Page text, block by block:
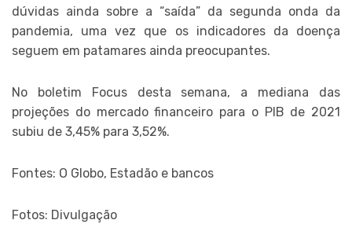
dúvidas ainda sobre a “saída” da segunda onda da
pandemia, uma vez que os indicadores da doença
seguem em patamares ainda preocupantes.
No boletim Focus desta semana, a mediana das
projeções do mercado financeiro para o PIB de 2021
subiu de 3,45% para 3,52%.
Fontes: O Globo, Estadão e bancos
Fotos: Divulgação